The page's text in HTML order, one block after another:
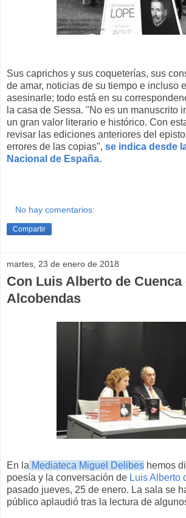
Sus caprichos y sus coqueterías, sus
de amar, noticias de su tiempo e incluso
asesinarle; todo está en su
la casa de Sessa. "No es un manuscrito
un gran valor literario e histórico. Con
revisar las ediciones anteriores del
errores de las copias", se indica desde
Nacional de España.
No hay comentarios:
Compartir
martes, 23 de enero de 2018
Con Luis Alberto de Cuenca
Alcobendas
En la Mediateca Miguel Delibes hemos
poesía y la conversación de Luis Alberto
pasado jueves, 25 de enero. La sala se
público aplaudió tras la lectura de